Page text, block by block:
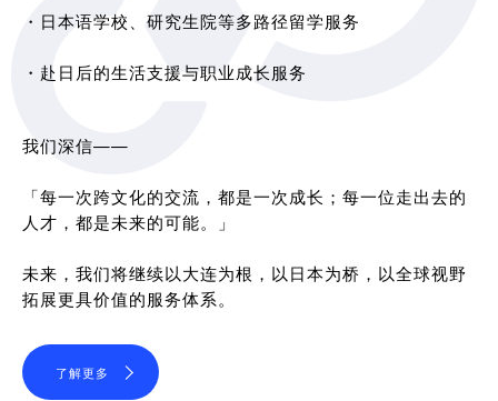
・日本语学校、研究生院等多路径留学服务
・赴日后的生活支援与职业成长服务
我们深信——
「每一次跨文化的交流，都是一次成长；每一位走出去的
人才，都是未来的可能。」
未来，我们将继续以大连为根，以日本为桥，以全球视野
拓展更具价值的服务体系。
了解更多